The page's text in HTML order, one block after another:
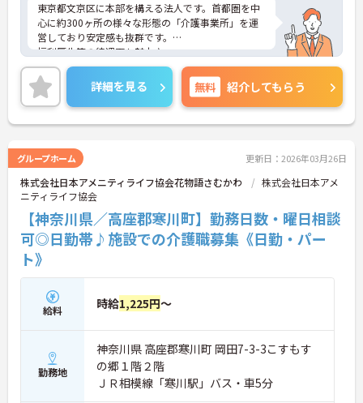
東京都文京区に本部を構える法人です。首都圏を中
心に約300ヶ所の様々な形態の「介護事業所」を運
営しており安定感も抜群です。
福利厚生等の待遇面も魅力♪
ご興味ある方には、面接対策ポイントなど、さらに
詳細をお話しいたしますのでお気軽にご相談くださ
い！
詳細を見る 無料 紹介してもらう
グループホーム 更新日：2026年03月26日
株式会社日本アメニティライフ協会花物語さむかわ
株式会社日本アメ
ニティライフ協会
【神奈川県／高座郡寒川町】勤務日数・曜日相談
可◎日勤帯♪施設での介護職募集《日勤・パー
ト》
給料 時給1,225円～
勤務地
神奈川県 高座郡寒川町 岡田7-3-3こすもす
の郷１階２階
ＪＲ相模線「寒川駅」バス・車5分